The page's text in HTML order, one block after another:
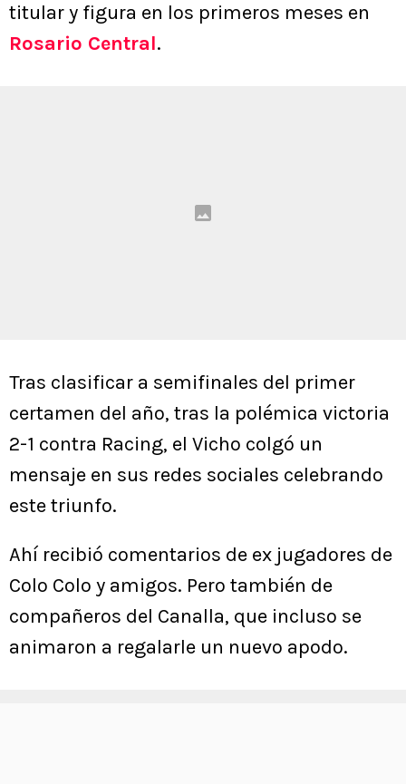
titular y figura en los primeros meses en
Rosario Central.
Tras clasificar a semifinales del primer
certamen del año, tras la polémica victoria
2-1 contra Racing, el Vicho colgó un
mensaje en sus redes sociales celebrando
este triunfo.
Ahí recibió comentarios de ex jugadores de
Colo Colo y amigos. Pero también de
compañeros del Canalla, que incluso se
animaron a regalarle un nuevo apodo.